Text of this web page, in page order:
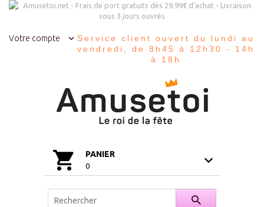
Votre compte
Service client ouvert du lundi au
vendredi, de 8h45 à 12h30 - 14h
à 18h
PANIER
0